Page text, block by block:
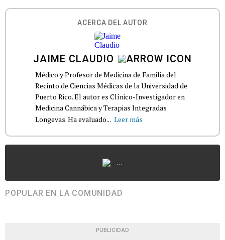
ACERCA DEL AUTOR
JAIME CLAUDIO
Médico y Profesor de Medicina de Familia del
Recinto de Ciencias Médicas de la Universidad de
Puerto Rico. El autor es Clínico-Investigador en
Medicina Cannábica y Terapias Integradas
Longevas. Ha evaluado... Leer más
...
POPULAR EN LA COMUNIDAD
PUBLICIDAD